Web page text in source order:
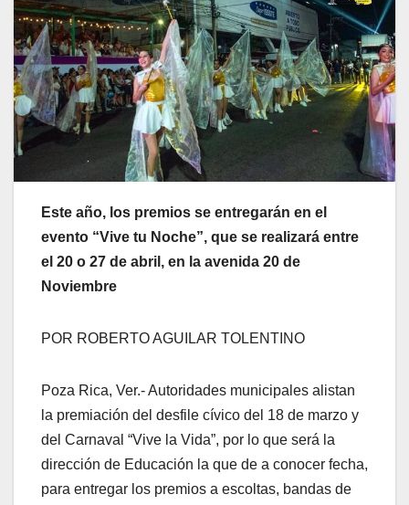
Este año, los premios se entregarán en el
evento “Vive tu Noche”, que se realizará entre
el 20 o 27 de abril, en la avenida 20 de
Noviembre
POR ROBERTO AGUILAR TOLENTINO
Poza Rica, Ver.- Autoridades municipales alistan
la premiación del desfile cívico del 18 de marzo y
del Carnaval “Vive la Vida”, por lo que será la
dirección de Educación la que de a conocer fecha,
para entregar los premios a escoltas, bandas de